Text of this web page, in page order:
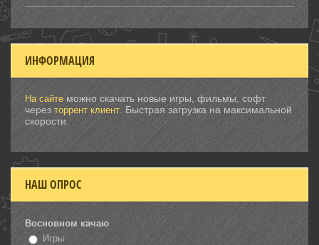
ИНФОРМАЦИЯ
На сайте можно скачать новые игры, фильмы, софт
через торрент клиент . Быстрая загрузка на максимальной
скорости.
НАШ ОПРОС
Восновном качаю
Игры